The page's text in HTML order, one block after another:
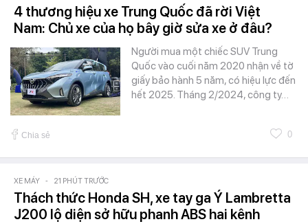
4 thương hiệu xe Trung Quốc đã rời Việt
Nam: Chủ xe của họ bây giờ sửa xe ở đâu?
Người mua một chiếc SUV Trung
Quốc vào cuối năm 2020 nhận về tờ
giấy bảo hành 5 năm, có hiệu lực đến
hết 2025. Tháng 2/2024, công ty…
Chia sẻ 0
XE MÁY - 21 PHÚT TRƯỚC
Thách thức Honda SH, xe tay ga Ý Lambretta
J200 lộ diện sở hữu phanh ABS hai kênh